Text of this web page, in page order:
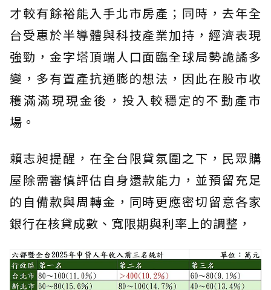
才較有餘裕能入手北市房產；同時，去年全
台受惠於半導體與科技產業加持，經濟表現
強勁，金字塔頂端人口面臨全球局勢詭譎多
變，多有置產抗通膨的想法，因此在股市收
穫滿滿現現金後，投入較穩定的不動產市
場。
賴志昶提醒，在全台限貸氛圍之下，民眾購
屋除需審慎評估自身還款能力，並預留充足
的自備款與周轉金，同時更應密切留意各家
銀行在核貸成數、寬限期與利率上的調整，